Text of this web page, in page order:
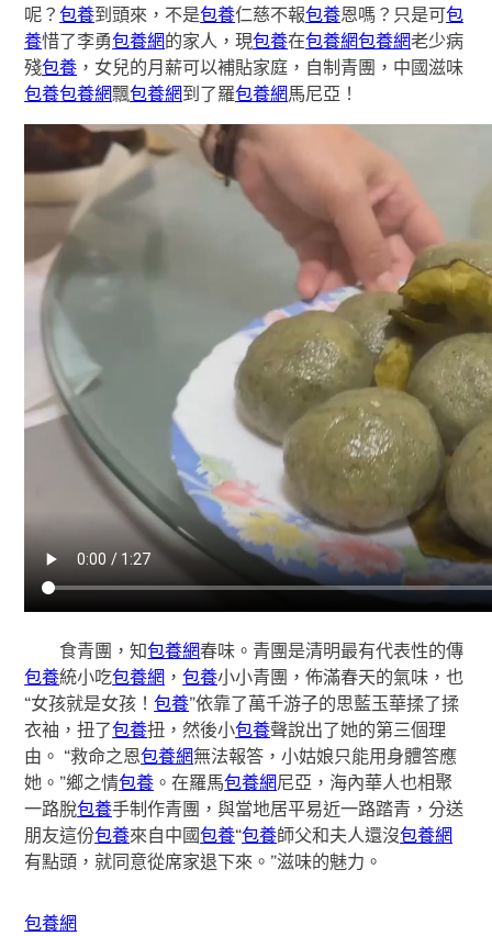
呢？包養到頭來，不是包養仁慈不報包養恩嗎？只是可包
養惜了李勇包養網的家人，現包養在包養網包養網老少病
殘包養 ，女兒的月薪可以補貼家庭，自制青團，中國滋味
包養包養網飄包養網到了羅包養網馬尼亞！
食青團，知包養網春味。青團是清明最有代表性的傳
包養統小吃包養網 ，包養小小青團，佈滿春天的氣味，也
“女孩就是女孩！包養”依靠了萬千游子的思藍玉華揉了揉
衣袖，扭了包養扭，然後小包養聲說出了她的第三個理
由。 “救命之恩包養網無法報答，小姑娘只能用身體答應
她。”鄉之情包養 。在羅馬包養網尼亞，海內華人也相聚
一路脫包養手制作青團，與當地居平易近一路踏青，分送
朋友這份包養來自中國包養“包養師父和夫人還沒包養網
有點頭，就同意從席家退下來。”滋味的魅力。
包養網